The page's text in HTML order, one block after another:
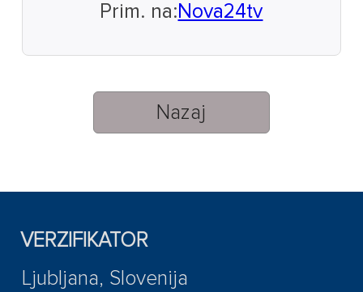
Prim. na: Nova24tv
Nazaj
VERZIFIKATOR
Ljubljana, Slovenija